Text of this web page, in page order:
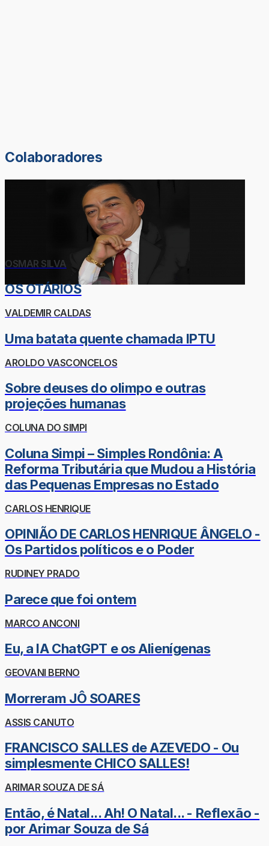
Colaboradores
OSMAR SILVA
OS OTÁRIOS
VALDEMIR CALDAS
Uma batata quente chamada IPTU
AROLDO VASCONCELOS
Sobre deuses do olimpo e outras
projeções humanas
COLUNA DO SIMPI
Coluna Simpi – Simples Rondônia: A
Reforma Tributária que Mudou a História
das Pequenas Empresas no Estado
CARLOS HENRIQUE
OPINIÃO DE CARLOS HENRIQUE ÂNGELO -
Os Partidos políticos e o Poder
RUDINEY PRADO
Parece que foi ontem
MARCO ANCONI
Eu, a IA ChatGPT e os Alienígenas
GEOVANI BERNO
Morreram JÔ SOARES
ASSIS CANUTO
FRANCISCO SALLES de AZEVEDO - Ou
simplesmente CHICO SALLES!
ARIMAR SOUZA DE SÁ
Então, é Natal... Ah! O Natal... - Reflexão -
por Arimar Souza de Sá